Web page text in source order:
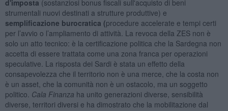
d'imposta (sostanziosi bonus fiscali sull'acquisto di beni
strumentali nuovi destinati a strutture produttive) e
semplificazione burocratica (procedure accelerate e tempi certi
per l’avvio o l’ampliamento di attività. La revoca della ZES non è
solo un atto tecnico: è la certificazione politica che la Sardegna non
accetta di essere trattata come una zona franca per operazioni
speculative. La risposta dei Sardi è stata un effetto della
consapevolezza che il territorio non è una merce, che la costa non
è un asset, che la comunità non è un ostacolo, ma un soggetto
politico. Cala Finanza ha unito generazioni diverse, sensibilità
diverse, territori diversi e ha dimostrato che la mobilitazione dal